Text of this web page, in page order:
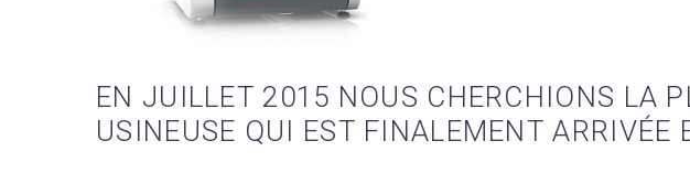
EN JUILLET 2015 NOUS CHERCHIONS LA
USINEUSE QUI EST FINALEMENT ARRIVÉE